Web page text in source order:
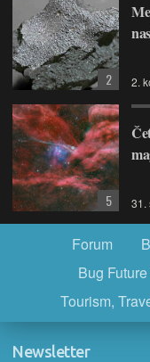
2.
2
31.
5
Forum
Bug
Tourism,
Newsletter